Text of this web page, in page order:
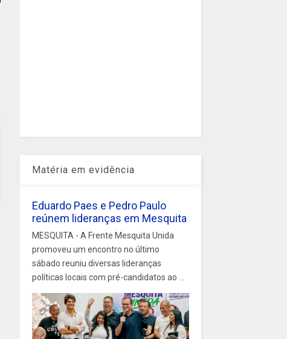
Matéria em evidência
Eduardo Paes e Pedro Paulo
reúnem lideranças em Mesquita
MESQUITA - A Frente Mesquita Unida
promoveu um encontro no último
sábado reuniu diversas lideranças
políticas locais com pré-candidatos ao ...